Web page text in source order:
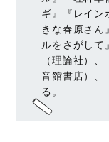
ギ』『レイン
きな春原さ
ルをさがして
（理論社）
音館書店）、
る。